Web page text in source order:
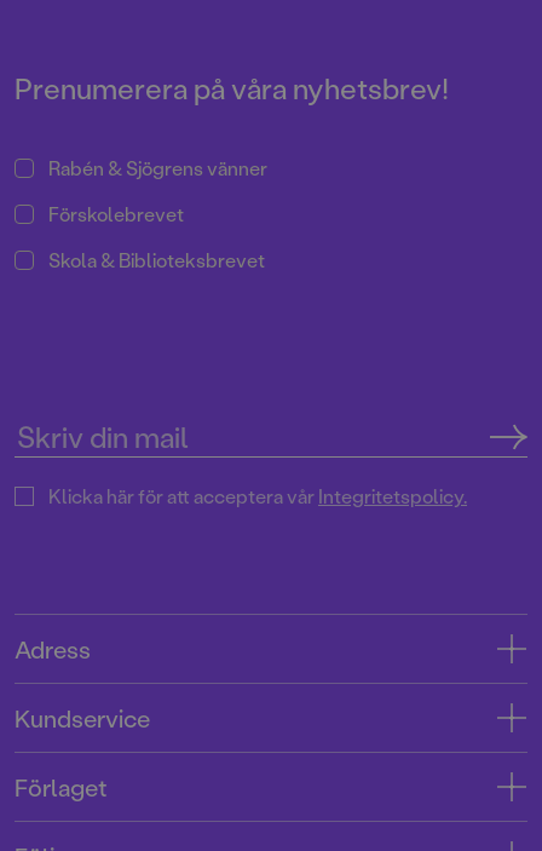
Prenumerera på våra nyhetsbrev!
Rabén & Sjögrens vänner
Förskolebrevet
Skola & Biblioteksbrevet
Klicka här för att acceptera vårIntegritetspolicy.
Adress
Tryckerigatan 4
103 12 Stockholm
Kundservice
Förlaget